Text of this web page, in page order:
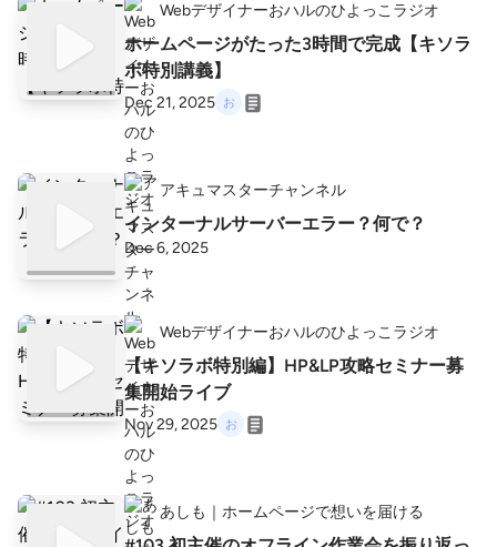
Webデザイナーおハルのひよっこラジオ
ホームページがたった3時間で完成【キソラ
ボ特別講義】
Dec 21, 2025
アキュマスターチャンネル
インターナルサーバーエラー？何で？
Dec 6, 2025
Webデザイナーおハルのひよっこラジオ
【キソラボ特別編】HP&LP攻略セミナー募
集開始ライブ
Nov 29, 2025
あしも｜ホームページで想いを届ける